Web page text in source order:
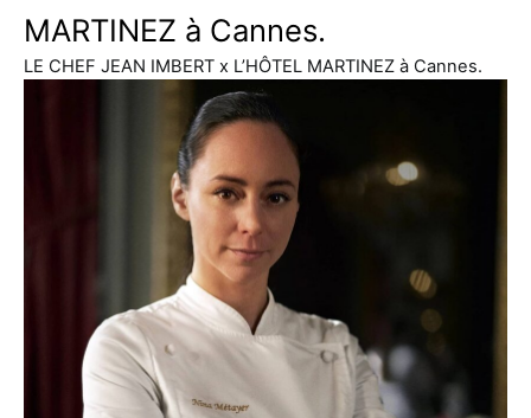
MARTINEZ à Cannes.
LE CHEF JEAN IMBERT x L’HÔTEL MARTINEZ à Cannes.